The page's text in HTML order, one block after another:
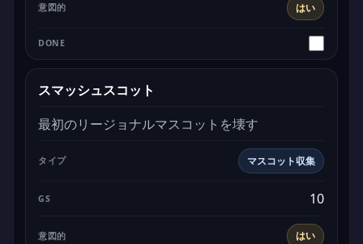
はい
スマッシュスコット
最初のリージョナルマスコットを壊す
マスコット収集
はい
10